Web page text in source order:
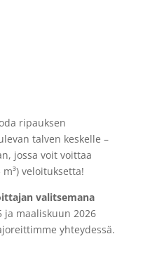
ripauksen
talven keskelle –
jossa voit voittaa
veloituksetta!
valitsemana
maaliskuun 2026
yhteydessä.